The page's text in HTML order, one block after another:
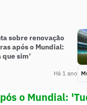
sobre renovação
após o Mundial:
que sim’
Há 1 ano
o Mundial: